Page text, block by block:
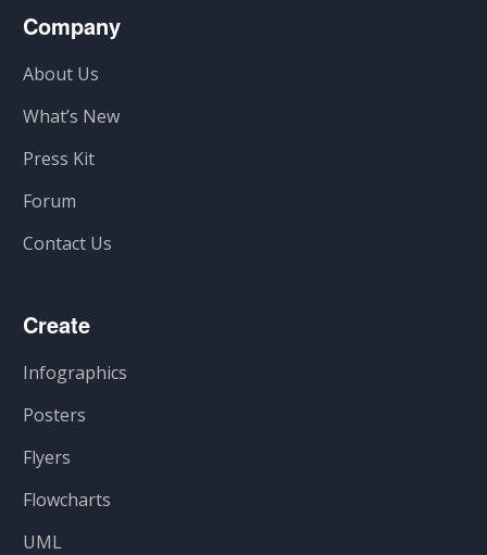
Company
About Us
What’s New
Press Kit
Forum
Contact Us
Create
Infographics
Posters
Flyers
Flowcharts
UML